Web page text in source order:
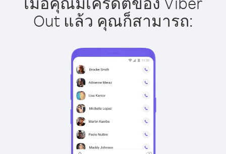
Out แล้ว คุณก็สามารถ: